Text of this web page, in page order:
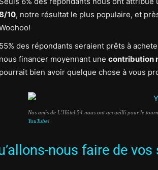
10, notre résultat le plus populaire, et
55% des répondants seraient prêts à
nous financer moyennant une contribution
pourrait bien avoir quelque chose à vous
Nos amis de L’Hôtel 54 nous ont accueilli pour le
YouTube!
nous faire de